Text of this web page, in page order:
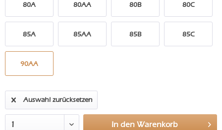
80A 80AA 80B 80C
85A 85AA 85B 85C
90AA
Auswahl zurücksetzen
In den Warenkorb